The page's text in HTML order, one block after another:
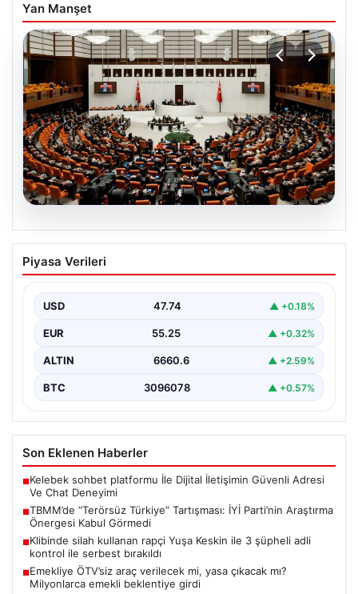
Yan Manşet
07.08.2026
TBMM’de “Terörsüz Türkiye”
Tartışması: İYİ Parti’nin Araştırma
Türkiye Büyük Millet Meclisi Genel Kurulu'nda, İYİ Parti
Piyasa Verileri
USD 47.74 ▲ +0.18%
EUR 55.25 ▲ +0.32%
ALTIN 6660.6 ▲ +2.59%
BTC 3096078 ▲ +0.57%
Son Eklenen Haberler
■Kelebek sohbet platformu İle Dijital İletişimin Güvenli Adresi
Ve Chat Deneyimi
■TBMM’de “Terörsüz Türkiye” Tartışması: İYİ Parti’nin Araştırma
Önergesi Kabul Görmedi
■Klibinde silah kullanan rapçi Yuşa Keskin ile 3 şüpheli adli
kontrol ile serbest bırakıldı
■Emekliye ÖTV’siz araç verilecek mi, yasa çıkacak mı?
Milyonlarca emekli beklentiye girdi